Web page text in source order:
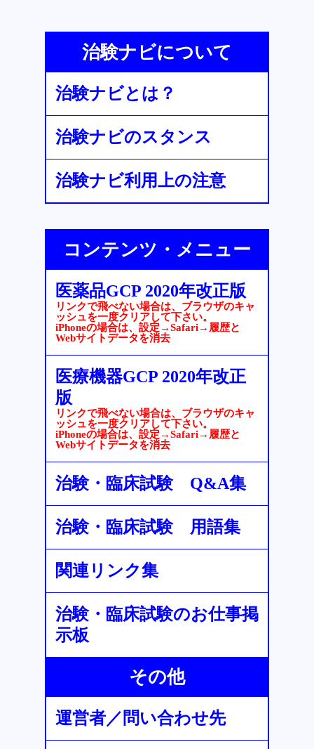
治験ナビについて
治験ナビとは？
治験ナビのスタンス
治験ナビ利用上の注意
コンテンツ・メニュー
医薬品GCP 2020年改正版
リンクで飛べない場合は、ブラウザのキャ
ッシュを一度クリアして下さい。
iPhoneの場合は、設定→Safari→履歴と
Webサイトデータを消去
医療機器GCP 2020年改正
版
リンクで飛べない場合は、ブラウザのキャ
ッシュを一度クリアして下さい。
iPhoneの場合は、設定→Safari→履歴と
Webサイトデータを消去
治験・臨床試験 Q&A集
治験・臨床試験 用語集
関連リンク集
治験・臨床試験のお仕事掲
示板
その他
運営者／問い合わせ先